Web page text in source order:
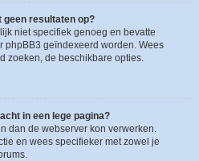
resultaten op?
niet specifiek genoeg en bevatte
phpBB3 geïndexeerd worden. Wees
zoeken, de beschikbare opties.
in een lege pagina?
dan de webserver kon verwerken.
en wees specifieker met zowel je